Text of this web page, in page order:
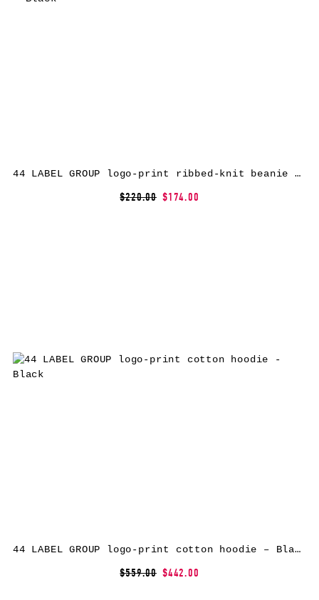
44 LABEL GROUP logo-print ribbed-knit beanie – Black
$220.00 $174.00
44 LABEL GROUP logo-print cotton hoodie – Black
$559.00 $442.00